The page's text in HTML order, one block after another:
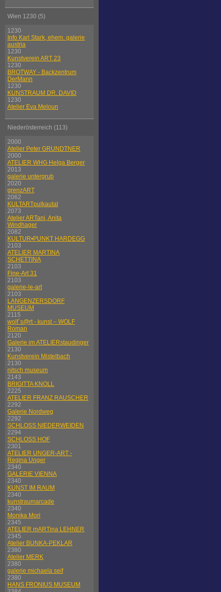
Wien 1230 (5)
1230
Info Karl Stark, ehem. galerie
austria
1230
Kunstverein ART 23
1230
BROTWAY - Backzentrum
DerMann
1230
KUNSTRAUM DR. DAVID
1230
Atelier Eva Meloun
Niederösterreich (113)
2000
Atelier Peter GRUNDTNER
2000
ATELIER WHG Helga Berger
2013
galerie untergrub
2020
grenzART
2062
KULTARTpulkautal
2073
Atelier ARTani, Anita
Windhager
2082
KULTUR•PUNKT HARDEGG
2103
ATELIER MARTINA
SCHETTINA
2103
Fine-Art 31
2103
galerie-le-art
2103
LANGENZERSDORF
MUSEUM
2115
wolf´s@rt - kunst – WOLF
Roman
2120
Galerie im ATELIERstaudinger
2130
Kunstverein Mistelbach
2130
nitsch museum
2143
BRIGITTA KNOLL
2225
ATELIER FRANZ RAUSCHER
2292
Galerie Nordweg
2292
SCHLOSS NIEDERWEIDEN
2294
SCHLOSS HOF
2301
ATELIER UNGER-ART -
Regina Unger
2340
GALERIE VIENNA
2340
KUNST IM RAUM
2340
kunstraumarcade
2340
Monika Mori
2345
ATELIER mARTina LEHNER
2345
Atelier BUNKA-PEKLAR
2380
Atelier MERK
2380
galerie michaela seif
2380
HANS FRONIUS MUSEUM